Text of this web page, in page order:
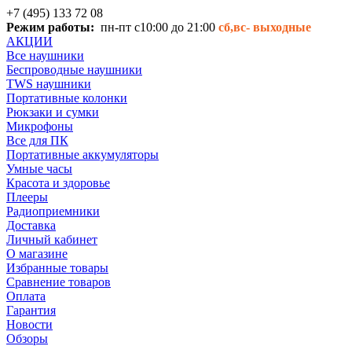
+7 (495) 133 72 08
Режим работы: пн-пт с10:00 до 21:00 сб,вс- выходные
АКЦИИ
Все наушники
Беспроводные наушники
TWS наушники
Портативные колонки
Рюкзаки и сумки
Микрофоны
Все для ПК
Портативные аккумуляторы
Умные часы
Красота и здоровье
Плееры
Радиоприемники
Доставка
Личный кабинет
О магазине
Избранные товары
Сравнение товаров
Оплата
Гарантия
Новости
Обзоры